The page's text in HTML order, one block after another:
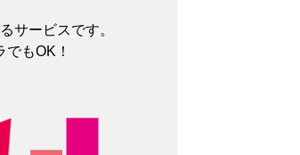
サービスです。
もOK！